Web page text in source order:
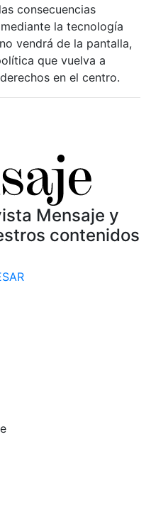
consecuencias
la tecnología
vendrá de la pantalla,
que vuelva a
en el centro.
Mensaje y
contenidos